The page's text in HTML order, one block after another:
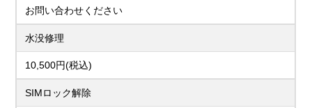
お問い合わせください
水没修理
10,500円(税込)
SIMロック解除